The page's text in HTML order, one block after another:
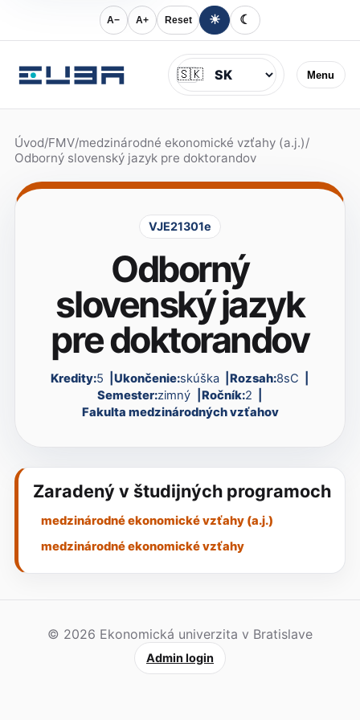
A− A+ Reset ☀ ☾
Menu
Jazyk
🇸🇰
Úvod/FMV/medzinárodné ekonomické vzťahy (a.j.)/
Odborný slovenský jazyk pre doktorandov
VJE21301e
Odborný
slovenský jazyk
pre doktorandov
Kredity:5 Ukončenie:skúška Rozsah:8sC
Semester:zimný Ročník:2
Fakulta medzinárodných vzťahov
Zaradený v študijných programoch
medzinárodné ekonomické vzťahy (a.j.)
medzinárodné ekonomické vzťahy
© 2026 Ekonomická univerzita v Bratislave
Admin login